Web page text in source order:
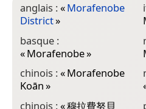
anglais :«Morafenobe
District»
basque :
«Morafenobe»
chinois :«Morafenobe
Koān»
chinois :«穆拉費努貝